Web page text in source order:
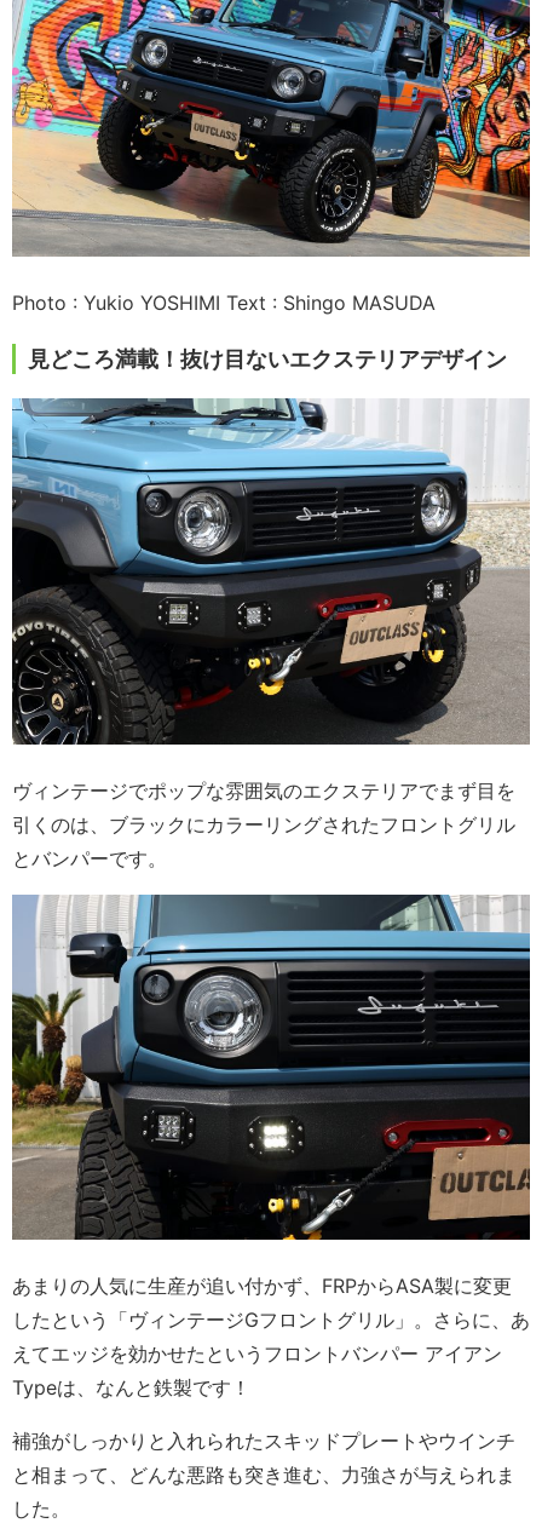
Photo : Yukio YOSHIMI Text : Shingo MASUDA
見どころ満載！抜け目ないエクステリアデザイン
ヴィンテージでポップな雰囲気のエクステリアでまず目を
引くのは、ブラックにカラーリングされたフロントグリル
とバンパーです。
あまりの人気に生産が追い付かず、FRPからASA製に変更
したという「ヴィンテージGフロントグリル」。さらに、あ
えてエッジを効かせたというフロントバンパー アイアン
Typeは、なんと鉄製です！
補強がしっかりと入れられたスキッドプレートやウインチ
と相まって、どんな悪路も突き進む、力強さが与えられま
した。